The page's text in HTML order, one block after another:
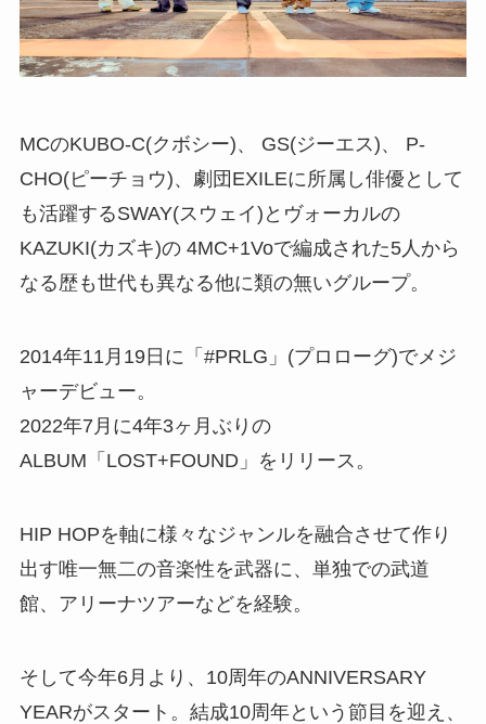
MCのKUBO-C(クボシー)、 GS(ジーエス)、 P-
CHO(ピーチョウ)、劇団EXILEに所属し俳優として
も活躍するSWAY(スウェイ)とヴォーカルの
KAZUKI(カズキ)の 4MC+1Voで編成された5人から
なる歴も世代も異なる他に類の無いグループ。
2014年11月19日に「#PRLG」(プロローグ)でメジ
ャーデビュー。
2022年7月に4年3ヶ月ぶりの
ALBUM「LOST+FOUND」をリリース。
HIP HOPを軸に様々なジャンルを融合させて作り
出す唯一無二の音楽性を武器に、単独での武道
館、アリーナツアーなどを経験。
そして今年6月より、10周年のANNIVERSARY
YEARがスタート。結成10周年という節目を迎え、